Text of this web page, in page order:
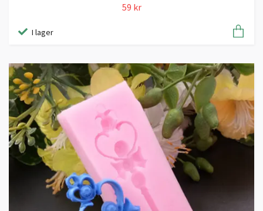
59 kr
I lager